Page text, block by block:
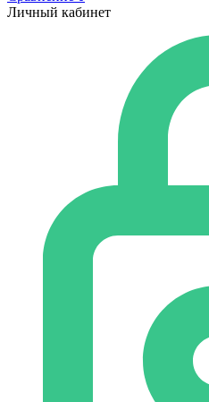
Личный кабинет